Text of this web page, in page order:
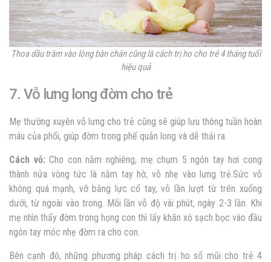
Thoa dầu tràm vào lòng bàn chân cũng là cách trị ho cho trẻ 4 tháng tuổi
hiệu quả
7. Vỗ lưng long đờm cho trẻ
Mẹ thường xuyên vỗ lưng cho trẻ cũng sẽ giúp lưu thông tuần hoàn
máu của phổi, giúp đờm trong phế quản long và dễ thải ra.
Cách vỗ: Cho con nằm nghiêng, mẹ chụm 5 ngón tay hơi cong
thành nửa vòng tức là nắm tay hờ, vỗ nhẹ vào lưng trẻ.Sức vỗ
không quá mạnh, vỡ bằng lực cổ tay, vỗ lần lượt từ trên xuống
dưới, từ ngoài vào trong. Mỗi lần vỗ độ vài phút, ngày 2-3 lần. Khi
mẹ nhìn thấy đờm trong họng con thì lấy khăn xô sạch bọc vào đầu
ngón tay móc nhẹ đờm ra cho con.
Bên cạnh đó, những phương pháp cách trị ho sổ mũi cho trẻ 4